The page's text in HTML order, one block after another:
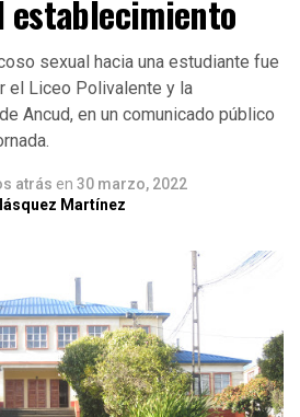
establecimiento
sexual hacia una estudiante fue
el Liceo Polivalente y la
Ancud, en un comunicado público
atrás en 30 marzo, 2022
Martínez